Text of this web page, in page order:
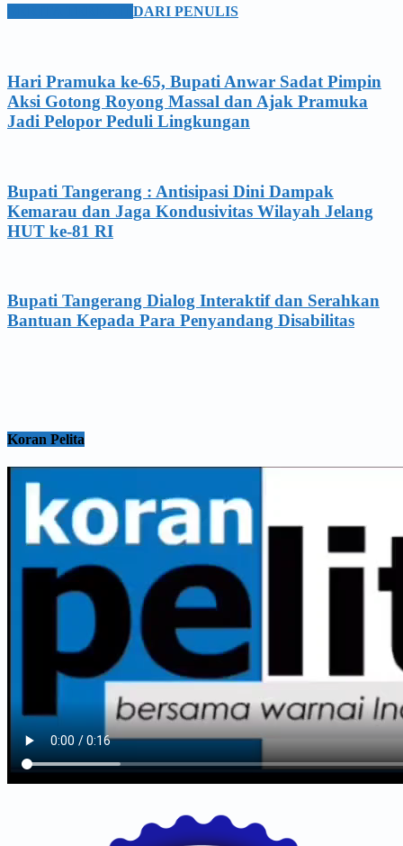
DARI PENULIS
Hari Pramuka ke-65, Bupati Anwar Sadat Pimpin
Aksi Gotong Royong Massal dan Ajak Pramuka
Jadi Pelopor Peduli Lingkungan
Bupati Tangerang : Antisipasi Dini Dampak
Kemarau dan Jaga Kondusivitas Wilayah Jelang
HUT ke-81 RI
Bupati Tangerang Dialog Interaktif dan Serahkan
Bantuan Kepada Para Penyandang Disabilitas
Koran Pelita